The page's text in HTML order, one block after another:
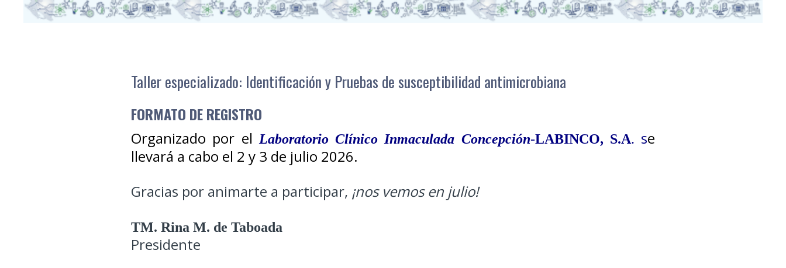
Taller especializado: Identificación y Pruebas de susceptibilidad antimicrobiana
FORMATO DE REGISTRO
Organizado por el Laboratorio Clínico Inmaculada Concepción-LABINCO, S.A. se
llevará a cabo el 2 y 3 de julio 2026.
Gracias por animarte a participar, ¡nos vemos en julio!
TM. Rina M. de Taboada
Presidente